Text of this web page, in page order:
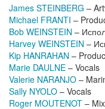
James STEINBERG –
Michael FRANTI –
Bob WEINSTEIN –
Harvey WEINSTEIN –
Kip HANRAHAN –
Marie DAULNE – Vocals
Valerie NARANJO –
Sally NYOLO – Vocals
Roger MOUTENOT –